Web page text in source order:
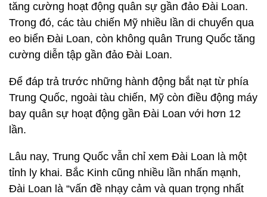
tăng cường hoạt động quân sự gần đảo Đài Loan.
Trong đó, các tàu chiến Mỹ nhiều lần di chuyển qua
eo biển Đài Loan, còn không quân Trung Quốc tăng
cường diễn tập gần đảo Đài Loan.
Để đáp trả trước những hành động bắt nạt từ phía
Trung Quốc, ngoài tàu chiến, Mỹ còn điều động máy
bay quân sự hoạt động gần Đài Loan với hơn 12
lần.
Lâu nay, Trung Quốc vẫn chỉ xem Đài Loan là một
tỉnh ly khai. Bắc Kinh cũng nhiều lần nhấn mạnh,
Đài Loan là “vấn đề nhạy cảm và quan trọng nhất